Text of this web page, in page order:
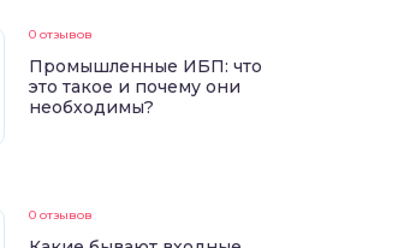
0 отзывов
Промышленные ИБП: что
это такое и почему они
необходимы?
0 отзывов